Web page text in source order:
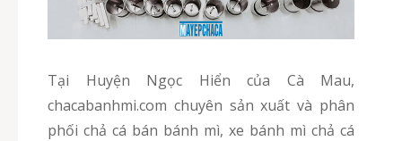
Tại Huyện Ngọc Hiển của Cà Mau,
chacabanhmi.com chuyên sản xuất và phân
phối chả cá bán bánh mì, xe bánh mì chả cá